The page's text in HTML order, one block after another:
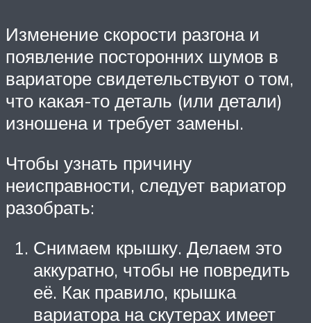
Изменение скорости разгона и
появление посторонних шумов в
вариаторе свидетельствуют о том,
что какая-то деталь (или детали)
изношена и требует замены.
Чтобы узнать причину
неисправности, следует вариатор
разобрать:
Снимаем крышку. Делаем это
аккуратно, чтобы не повредить
её. Как правило, крышка
вариатора на скутерах имеет